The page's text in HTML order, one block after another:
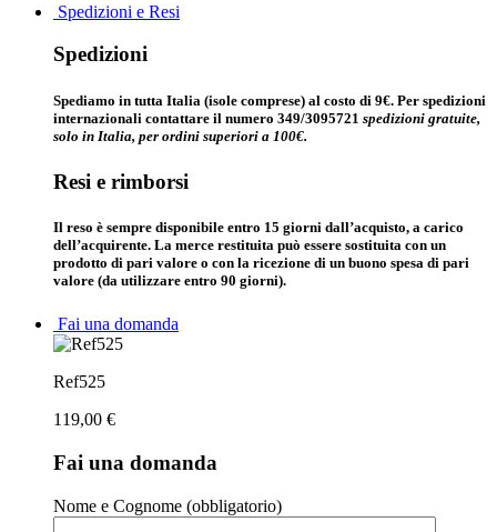
Spedizioni e Resi
Spedizioni
Spediamo in tutta Italia (isole comprese) al costo di 9€. Per spedizioni
internazionali contattare il numero 349/3095721 spedizioni gratuite,
solo in Italia, per ordini superiori a 100€.
Resi e rimborsi
Il reso è sempre disponibile entro 15 giorni dall’acquisto, a carico
dell’acquirente. La merce restituita può essere sostituita con un
prodotto di pari valore o con la ricezione di un buono spesa di pari
valore (da utilizzare entro 90 giorni).
Fai una domanda
Ref525
119,00 €
Fai una domanda
Nome e Cognome (obbligatorio)